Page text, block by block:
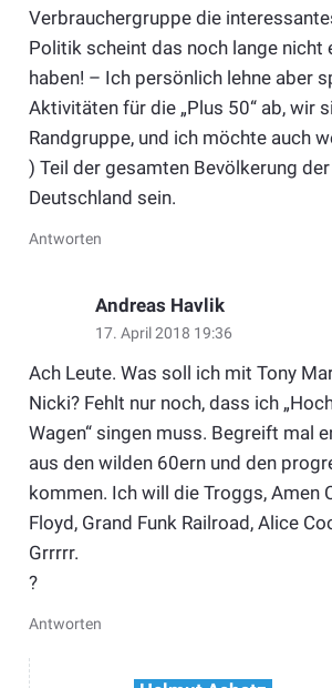
Verbrauchergruppe die
Politik scheint das noch lange nicht
haben! – Ich persönlich lehne aber
Aktivitäten für die „Plus 50“ ab, wir
Randgruppe, und ich möchte auch
) Teil der gesamten Bevölkerung
Deutschland sein.
Antworten
Andreas Havlik
17. April 2018 19:36
Ach Leute. Was soll ich mit Tony
Nicki? Fehlt nur noch, dass ich
Wagen“ singen muss. Begreift mal
aus den wilden 60ern und den
kommen. Ich will die Troggs, Amen
Floyd, Grand Funk Railroad, Alice
Grrrrr.
?
Antworten